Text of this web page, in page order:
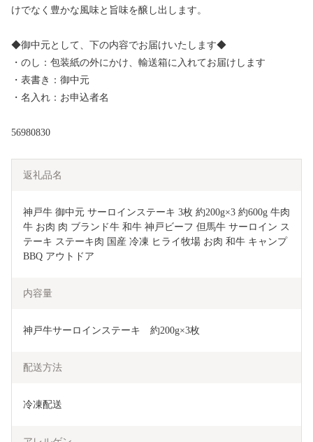
けでなく豊かな風味と旨味を醸し出します。
◆御中元として、下の内容でお届けいたします◆
・のし：包装紙の外にかけ、輸送箱に入れてお届けします
・表書き：御中元
・名入れ：お申込者名
56980830
返礼品名
神戸牛 御中元 サーロインステーキ 3枚 約200g×3 約600g 牛肉
牛 お肉 肉 ブランド牛 和牛 神戸ビーフ 但馬牛 サーロイン ス
テーキ ステーキ肉 国産 冷凍 ヒライ牧場 お肉 和牛 キャンプ
BBQ アウトドア
内容量
神戸牛サーロインステーキ　約200g×3枚
配送方法
冷凍配送